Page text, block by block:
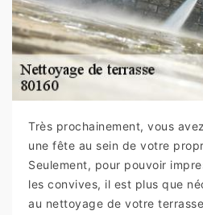
Très prochainement, vous
une fête au sein de votre
Seulement, pour pouvoir
les convives, il est plus que
au nettoyage de votre